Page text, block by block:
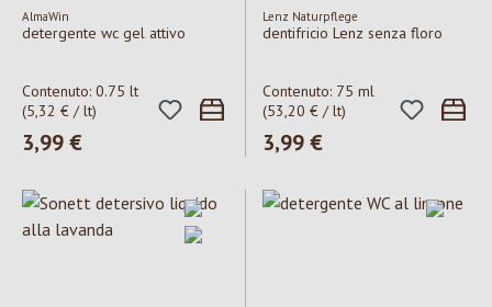
AlmaWin
detergente wc gel attivo
Contenuto: 0.75 lt
(5,32 € / lt)
Prezzo normale:
3,99 €
Lenz Naturpflege
dentifricio Lenz senza floro
Contenuto: 75 ml
(53,20 € / lt)
Prezzo normale:
3,99 €